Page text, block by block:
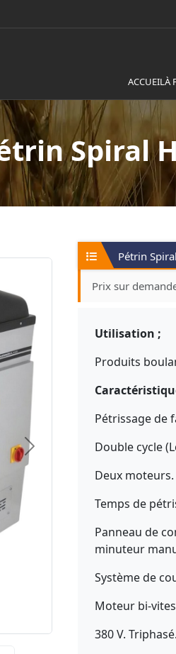
ACCUEIL À
Spiral
Pétrin
Prix sur
Utilisation ;
Produits
Pétrissage de
Double cycle
Deux
Temps de
Panneau de
minuteur
Système de
Moteur bi-
380 V. Triphasé.